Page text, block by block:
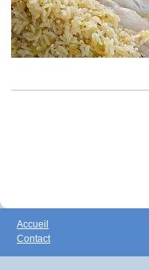
Accueil
Contact